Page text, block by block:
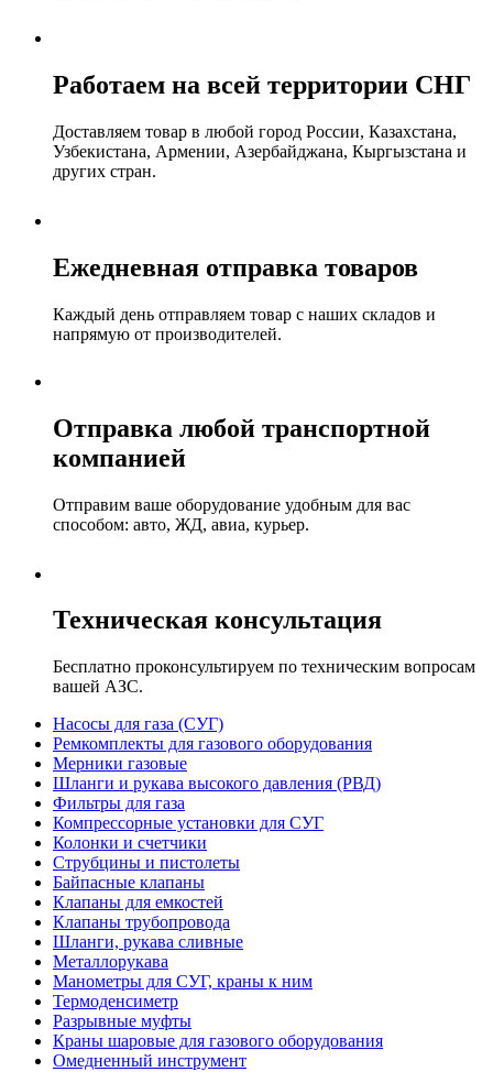
Работаем на всей территории СНГ
Доставляем товар в любой город России, Казахстана,
Узбекистана, Армении, Азербайджана, Кыргызстана и
других стран.
Ежедневная отправка товаров
Каждый день отправляем товар с наших складов и
напрямую от производителей.
Отправка любой транспортной
компанией
Отправим ваше оборудование удобным для вас
способом: авто, ЖД, авиа, курьер.
Техническая консультация
Бесплатно проконсультируем по техническим вопросам
вашей АЗС.
Насосы для газа (СУГ)
Ремкомплекты для газового оборудования
Мерники газовые
Шланги и рукава высокого давления (РВД)
Фильтры для газа
Компрессорные установки для СУГ
Колонки и счетчики
Струбцины и пистолеты
Байпасные клапаны
Клапаны для емкостей
Клапаны трубопровода
Шланги, рукава сливные
Металлорукава
Манометры для СУГ, краны к ним
Термоденсиметр
Разрывные муфты
Краны шаровые для газового оборудования
Омедненный инструмент